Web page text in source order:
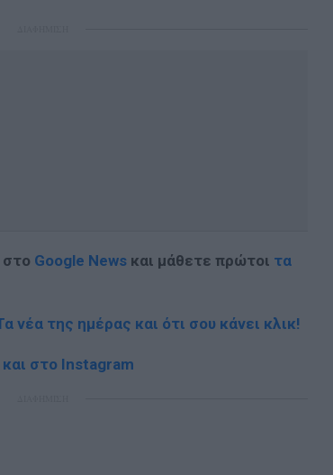
Google News και μάθετε πρώτοι τα
νέα της ημέρας και ότι σου κάνει κλικ!
στο Instagram